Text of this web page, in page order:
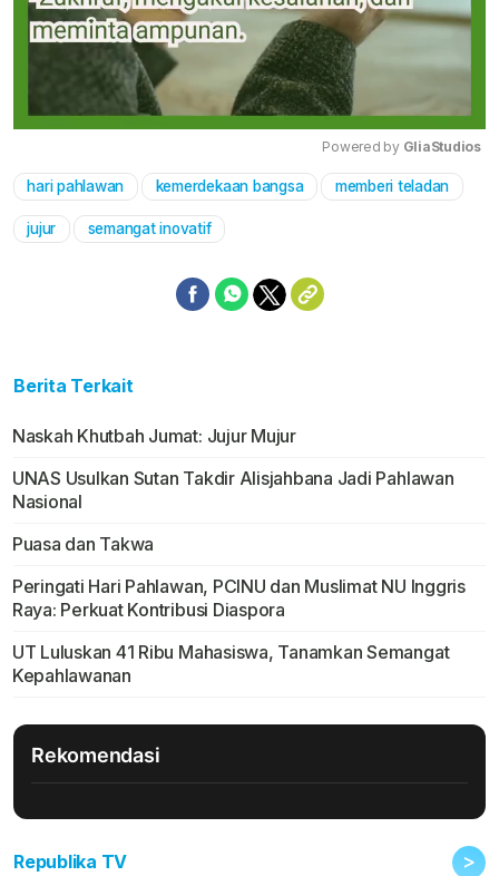
Mute
Powered by GliaStudios
hari pahlawan kemerdekaan bangsa memberi teladan
jujur semangat inovatif
Berita Terkait
Naskah Khutbah Jumat: Jujur Mujur
UNAS Usulkan Sutan Takdir Alisjahbana Jadi Pahlawan
Nasional
Puasa dan Takwa
Peringati Hari Pahlawan, PCINU dan Muslimat NU Inggris
Raya: Perkuat Kontribusi Diaspora
UT Luluskan 41 Ribu Mahasiswa, Tanamkan Semangat
Kepahlawanan
Rekomendasi
Republika TV >